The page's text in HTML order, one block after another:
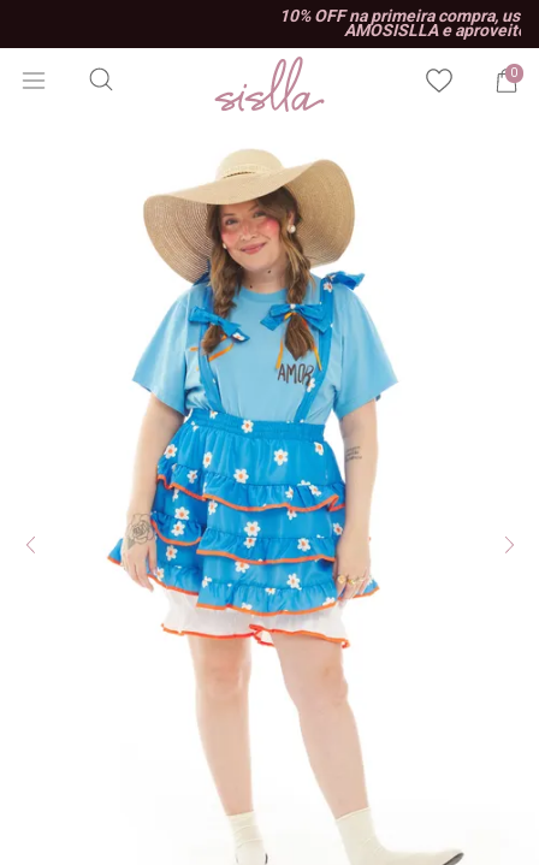
10% OFF na primeira compra, use o cupom
AMOSISLLA e aproveite!
0